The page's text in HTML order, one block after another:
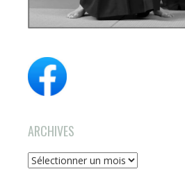
ARCHIVES
Archives